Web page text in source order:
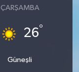
ÇARŞAMBA
26°
Güneşli